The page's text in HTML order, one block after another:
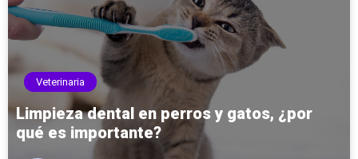
Veterinaria
Limpieza dental en perros y gatos, ¿por
qué es importante?